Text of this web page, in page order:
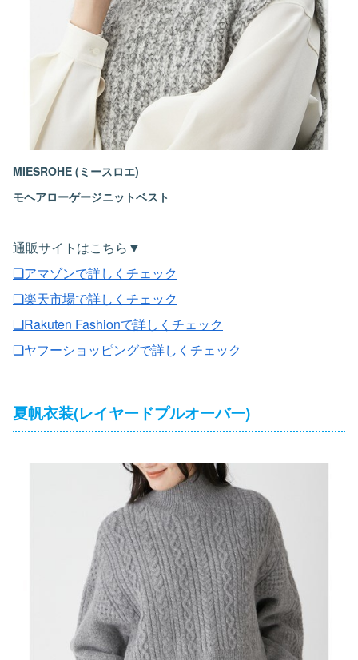
MIESROHE (ミースロエ)
モヘアローゲージニットベスト
通販サイトはこちら▼
❏アマゾンで詳しくチェック
❏楽天市場で詳しくチェック
❏Rakuten Fashionで詳しくチェック
❏ヤフーショッピングで詳しくチェック
夏帆衣装(レイヤードプルオーバー)